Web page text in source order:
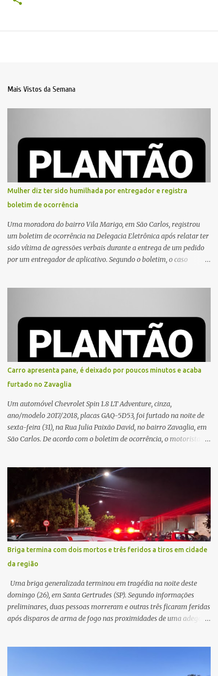
Mais Vistos da Semana
Mulher diz ter sido humilhada por entregador e registra
boletim de ocorrência
Uma moradora do bairro Vila Marigo, em São Carlos, registrou
um boletim de ocorrência na Delegacia Eletrônica após relatar ter
sido vítima de agressões verbais durante a entrega de um pedido
por um entregador de aplicativo. Segundo o boletim, o caso
proximidades. Ainda conforme o registro policial, a vítima relatou
que, ao receber a entrega, voltou a ser ofendida com palavras de
baixo calão e insultos. Ela informou à Polícia Civil que mora
sozinha e que se sentiu ameaçada, coagida e humilhada com a
situação. Fonte: São Carlos Agora
Carro apresenta pane, é deixado por poucos minutos e acaba
furtado no Zavaglia
Um automóvel Chevrolet Spin 1.8 LT Adventure, cinza,
ano/modelo 2017/2018, placas GAQ-5D53, foi furtado na noite de
sexta-feira (31), na Rua Julia Paixão David, no bairro Zavaglia, em
São Carlos. De acordo com o boletim de ocorrência, o motorista
partida. Ainda segundo o registro policial, o condutor estacionou o
carro, certificou-se de que todas as portas estavam trancadas,
permaneceu com a chave de ignição e se ausentou do local por
cerca de dez minutos para buscar ajuda. Ao retornar, constatou
que o automóvel havia desaparecido. A vítima realizou buscas
pelas imediações, mas não conseguiu localizar o veículo.
Conforme o boletim, um menino de aproximadamente 10 anos
relatou ter visto a Spin passando pelo local fazendo um forte ruído,
característica compatível com o problema mecânico que o veículo
já apresentava antes do furto. O carro possui seguro e, segundo a
v...
Briga termina com dois mortos e três feridos a tiros em cidade
da região
Uma briga generalizada terminou em tragédia na noite deste
domingo (26), em Santa Gertrudes (SP). Segundo informações
preliminares, duas pessoas morreram e outras três ficaram feridas
após disparos de arma de fogo nas proximidades de uma adega. O